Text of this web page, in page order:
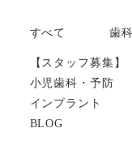
すべて 歯
【スタッフ募集】
小児歯科・予防
インプラント
BLOG